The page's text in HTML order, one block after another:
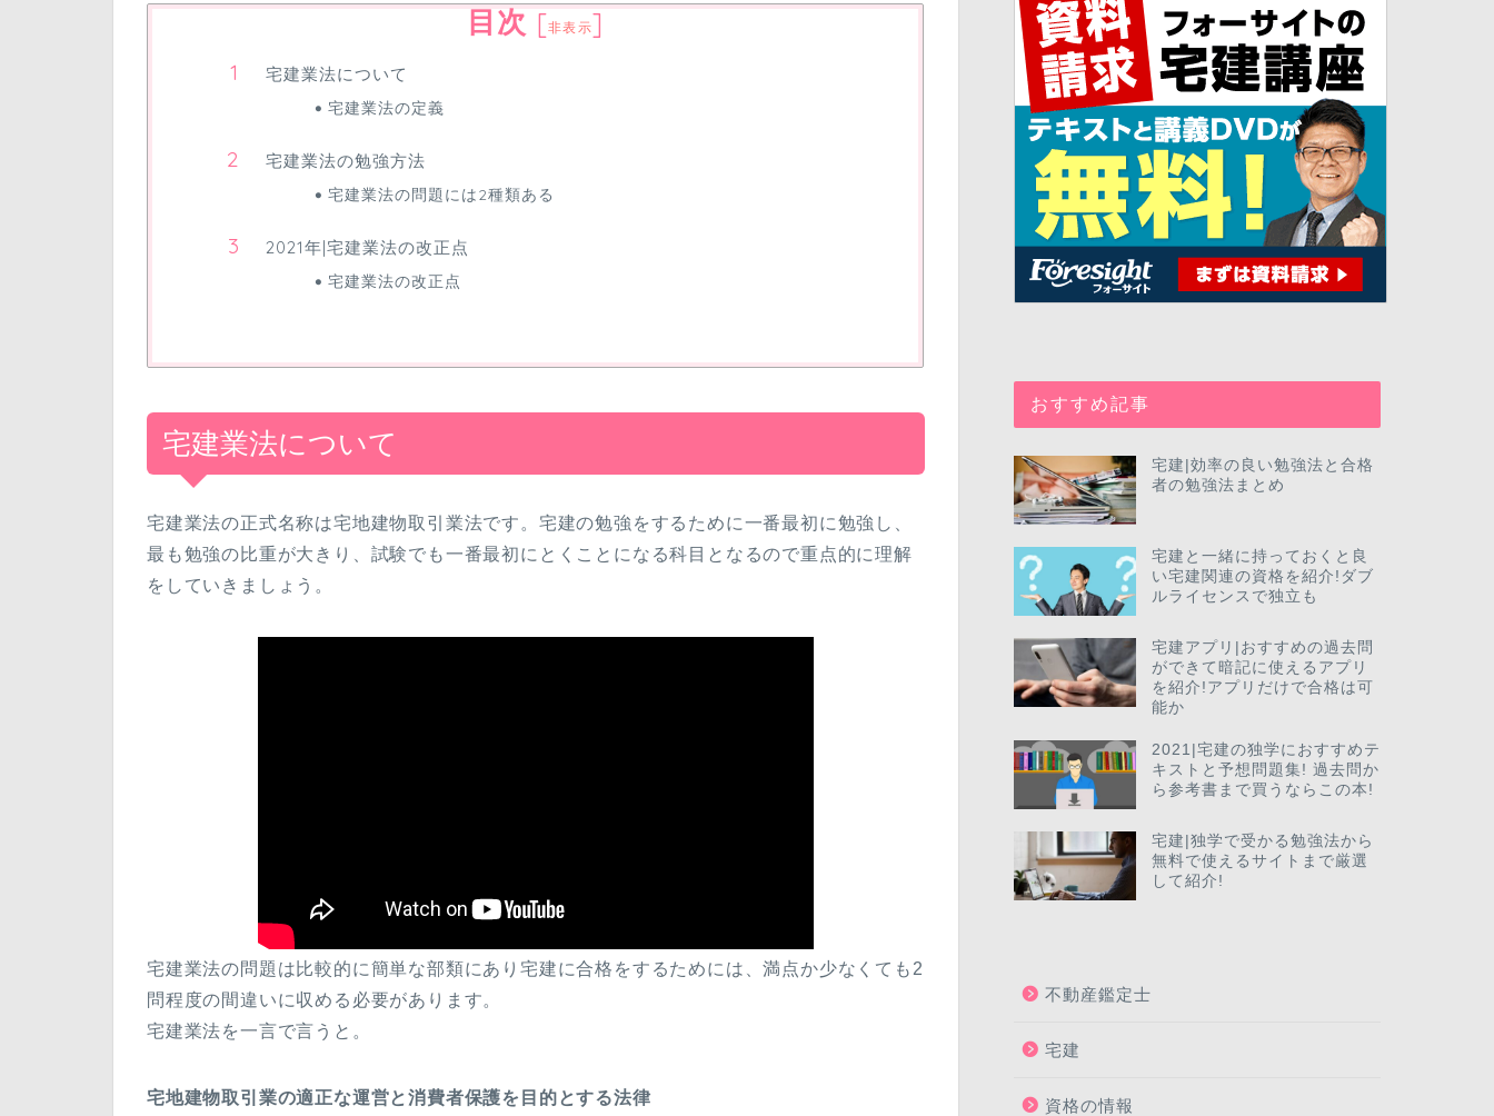
目次 [非表示]
宅建業法について
宅建業法の定義
宅建業法の勉強方法
宅建業法の問題には2種類ある
2021年|宅建業法の改正点
宅建業法の改正点
宅建業法について
宅建業法の正式名称は宅地建物取引業法です。宅建の勉強をするために一番最初に勉強し、
最も勉強の比重が大きり、試験でも一番最初にとくことになる科目となるので重点的に理解
をしていきましょう。
宅建業法の問題は比較的に簡単な部類にあり宅建に合格をするためには、満点か少なくても2
問程度の間違いに収める必要があります。
宅建業法を一言で言うと。
宅地建物取引業の適正な運営と消費者保護を目的とする法律
おすすめ記事
宅建|効率の良い勉強法と合格
者の勉強法まとめ
宅建と一緒に持っておくと良
い宅建関連の資格を紹介!ダブ
ルライセンスで独立も
宅建アプリ|おすすめの過去問
ができて暗記に使えるアプリ
を紹介!アプリだけで合格は可
能か
2021|宅建の独学におすすめテ
キストと予想問題集! 過去問か
ら参考書まで買うならこの本!
宅建|独学で受かる勉強法から
無料で使えるサイトまで厳選
して紹介!
不動産鑑定士
宅建
資格の情報